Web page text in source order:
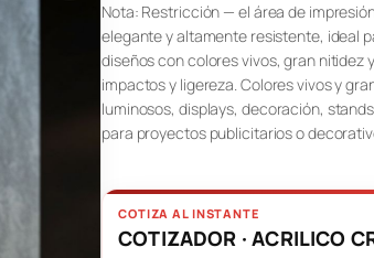
Nota: Restricción — el área de
elegante y altamente resistente, ideal
diseños con colores vivos, gran
impactos y ligereza. Colores vivos y
luminosos, displays, decoración,
para proyectos publicitarios o
COTIZA AL INSTANTE
COTIZADOR · ACRILICO